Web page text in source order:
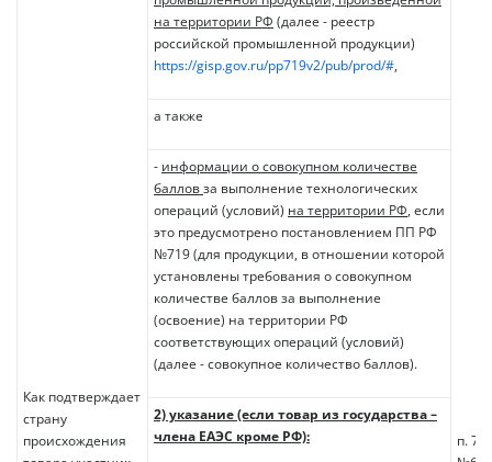
Как подтверждает
страну
происхождения
п. 7
на территории РФ (далее - реестр
российской промышленной продукции)
https://gisp.gov.ru/pp719v2/pub/prod/#,
а также
- информации о совокупном количестве
балловза выполнение технологических
операций (условий) на территории РФ, если
это предусмотрено постановлением ПП РФ
№719 (для продукции, в отношении которой
установлены требования о совокупном
количестве баллов за выполнение
(освоение) на территории РФ
соответствующих операций (условий)
(далее - совокупное количество баллов).
2) указание (если товар из государства –
члена ЕАЭС кроме РФ):